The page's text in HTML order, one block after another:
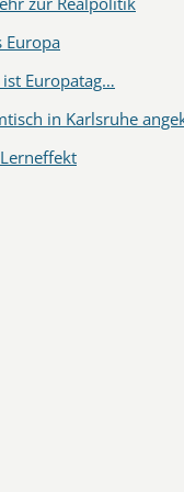
Europa
ist Europatag…
in Karlsruhe